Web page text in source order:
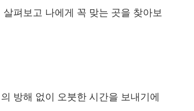
펴보고 나에게 꼭 맞는 곳을 찾아보
방해 없이 오붓한 시간을 보내기에